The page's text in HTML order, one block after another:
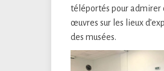
téléportés pour admirer
œuvres sur les lieux
des musées.